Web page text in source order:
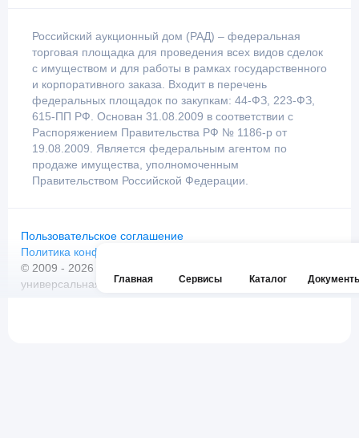
Главная Сервисы Каталог
Российский аукционный дом (РАД) – федеральная
торговая площадка для проведения всех видов сделок
с имуществом и для работы в рамках государственного
и корпоративного заказа. Входит в перечень
федеральных площадок по закупкам: 44-ФЗ, 223-ФЗ,
615-ПП РФ. Основан 31.08.2009 в соответствии с
Распоряжением Правительства РФ № 1186-р от
19.08.2009. Является федеральным агентом по
продаже имущества, уполномоченным
Правительством Российской Федерации.
Пользовательское соглашение
Политика конфиденциальности
© 2009 - 2026 АО «Российский аукционный дом»
универсальная торговая площадка. Все права защищены.